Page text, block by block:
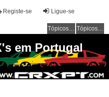
Ligue-se
Registe-se
Tópicos sem resposta Tópicos ativos
em Portugal